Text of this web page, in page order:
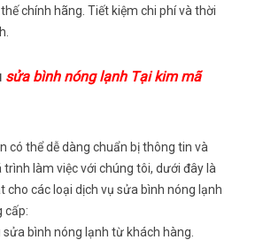
chính hãng. Tiết kiệm chi phí và thời
sửa bình nóng lạnh Tại kim mã
có thể dễ dàng chuẩn bị thông tin và
làm việc với chúng tôi, dưới đây là
cho các loại dịch vụ sửa bình nóng lạnh
cấp:
bình nóng lạnh từ khách hàng.